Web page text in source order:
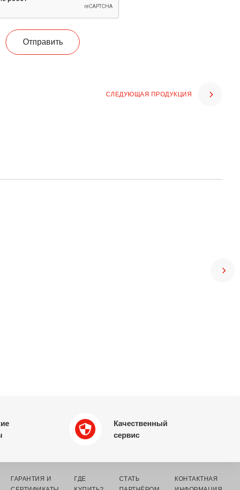
Отправить
СЛЕДУЮЩАЯ ПРОДУКЦИЯ
Качественный
сервис
ГАРАНТИЯ И
ГДЕ
СТАТЬ
КОНТАКТНАЯ